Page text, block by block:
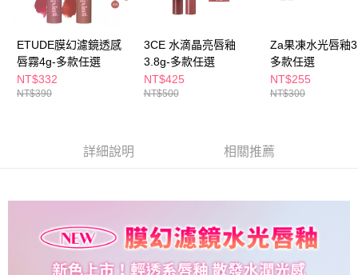
後付繳納相關費用。
※ 交易是否成功請以「AFTEE先享後付 」之結帳頁面顯示為準，若有關於
是否繳費成功／繳費後需取消欲退款等相關疑問，請聯繫「AFTEE先享後付
客戶支援中心」https://netprotections.freshdesk.com/support/home
【注意事項】
１．透過由恩沛科技股份有限公司提供之「AFTEE先享後付」服務完成之交
https://aftee.tw/terms/#terms3
時審查核予不同之上限額度；若仍有額度不足之情形，本公司將視審查結果
請求用戶進行身份認證。
恩沛科技股份有限公司將有權停止該用戶之使用額度並採取法律行動。
付款後萊爾富取貨
每筆NT$65，滿NT$490(含以上)免運費
7-11取貨付款
每筆NT$65，滿NT$490(含以上)免運費
每筆NT$65，滿NT$490(含以上)免運費
每筆NT$100，滿NT$790(含以上)免運費
付款後寶雅門市自取(由倉庫統一出貨)
每筆NT$80，滿NT$290(含以上)免運費
ETUDE膜幻濾鏡透感
唇霧4g-多款任選
NT$332
NT$390
3CE 水滴晶亮唇釉
3.8g-多款任選
NT$425
NT$500
Za果凍水光唇釉
多款任選
NT$255
NT$300
詳細說明 相關推薦